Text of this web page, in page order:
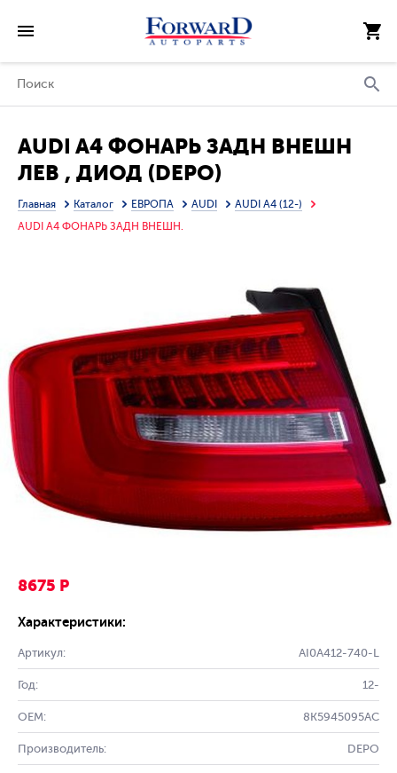
AUDI A4 ФОНАРЬ ЗАДН ВНЕШН
ЛЕВ , ДИОД (DEPO)
Главная Каталог ЕВРОПА AUDI
AUDI A4 (12-)
AUDI A4 ФОНАРЬ ЗАДН ВНЕШН.
8675 Р
Характеристики:
Артикул: AI0A412-740-L
Год: 12-
OEM: 8K5945095AC
Производитель: DEPO